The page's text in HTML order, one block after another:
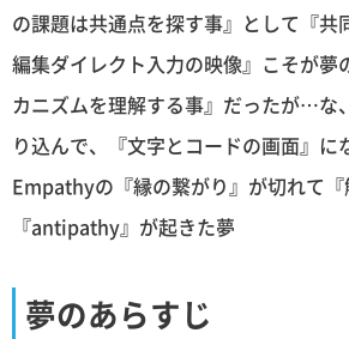
の課題は共通点を探す事』として『
編集ダイレクト入力の映像』こそが夢
カニズムを理解する事』だったが…な
り込んで、『文字とコードの画面』
Empathyの『縁の繋がり』が切れて『
『antipathy』が起きた夢
夢のあらすじ